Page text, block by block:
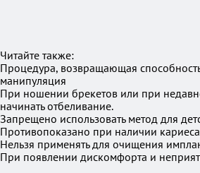
Читайте также:
Процедура, возвращающая
манипуляция
При ношении брекетов или при
начинать отбеливание.
Запрещено использовать метод для
Противопоказано при наличии
Нельзя применять для очищения
При появлении дискомфорта и